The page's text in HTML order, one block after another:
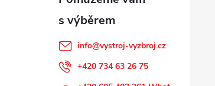
info@vystroj-vyzbroj.cz
+420 734 63 26 75